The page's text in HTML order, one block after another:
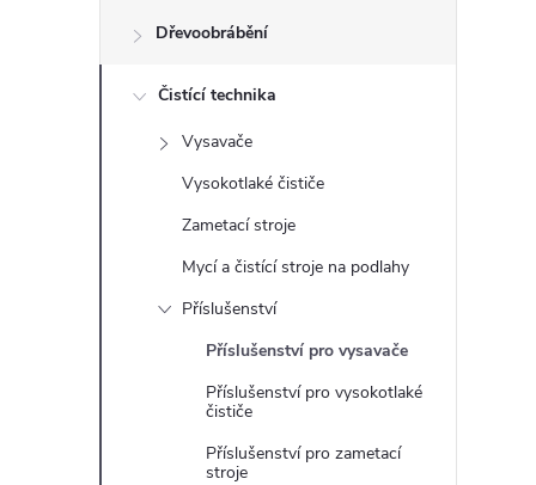
r
Dřevoobrábění
Čistící technika
Vysavače
Vysokotlaké čističe
Zametací stroje
Mycí a čistící stroje na podlahy
Příslušenství
Příslušenství pro vysavače
Příslušenství pro vysokotlaké
čističe
Příslušenství pro zametací
stroje